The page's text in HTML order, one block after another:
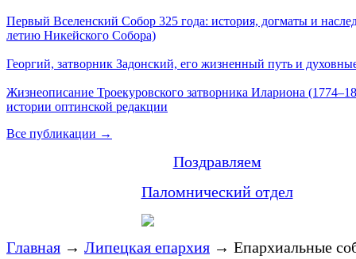
Первый Вселенский Собор 325 года: история, догматы и
летию Никейского Собора)
Георгий, затворник Задонский, его жизненный путь и
Жизнеописание Троекуровского затворника Илариона
истории оптинской редакции
Все публикации →
Поздравляем
Паломнический отдел
Главная → Липецкая епархия → Епархиальные